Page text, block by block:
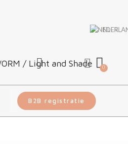
NL
B2B registratie